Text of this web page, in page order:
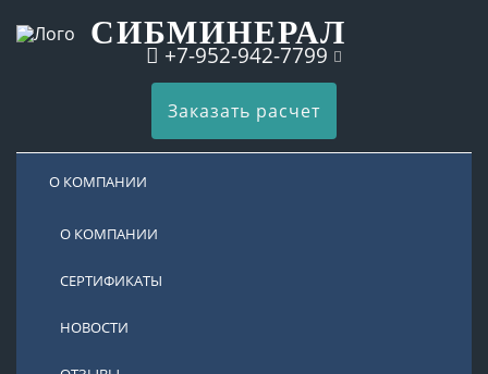
СИБМИНЕРАЛ
+7-952-942-7799
Заказать расчет
О КОМПАНИИ
О КОМПАНИИ
СЕРТИФИКАТЫ
НОВОСТИ